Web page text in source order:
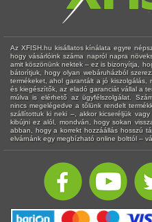
Az XFISH.hu kisállatos kínálata egyre
hogy vásárlóink száma napról napra
amit köszönünk nektek – ez is bizonyítja,
bátorítjuk, hogy olyan webáruházból
termékeket, ahol garantált a jó kiszolgálás,
és kiegészítők, az eladó garanciát vállal a
múlva is elérhető az ügyfélszolgálat.
nincs megelégedve a tőlünk rendelt
szállítottuk ki neki –, akkor kicseréljük
kibújni ez alól, mondván, hogy sokan
abban, hogy a korrekt hozzáállás hosszú
elvárnánk egy megbízható online bolttól –